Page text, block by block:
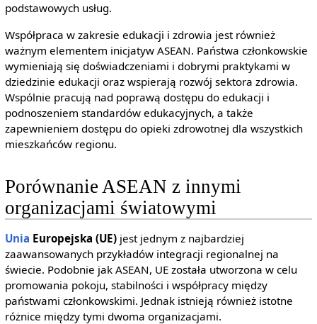
podstawowych usług.
Współpraca w zakresie edukacji i zdrowia jest również
ważnym elementem inicjatyw ASEAN. Państwa członkowskie
wymieniają się doświadczeniami i dobrymi praktykami w
dziedzinie edukacji oraz wspierają rozwój sektora zdrowia.
Wspólnie pracują nad poprawą dostępu do edukacji i
podnoszeniem standardów edukacyjnych, a także
zapewnieniem dostępu do opieki zdrowotnej dla wszystkich
mieszkańców regionu.
Porównanie ASEAN z innymi
organizacjami światowymi
Unia Europejska (UE)jest jednym z najbardziej
zaawansowanych przykładów integracji regionalnej na
świecie. Podobnie jak ASEAN, UE została utworzona w celu
promowania pokoju, stabilności i współpracy między
państwami członkowskimi. Jednak istnieją również istotne
różnice między tymi dwoma organizacjami.